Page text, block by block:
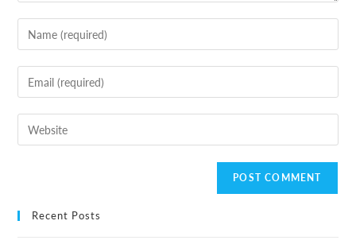
Recent Posts